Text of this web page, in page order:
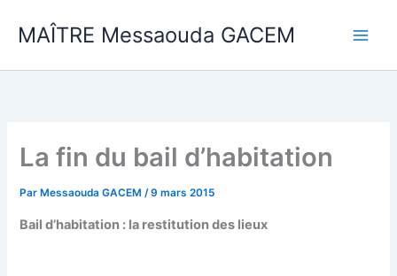
MAÎTRE Messaouda GACEM
La fin du bail d’habitation
Par Messaouda GACEM/9 mars 2015
Bail d’habitation : la restitution des lieux